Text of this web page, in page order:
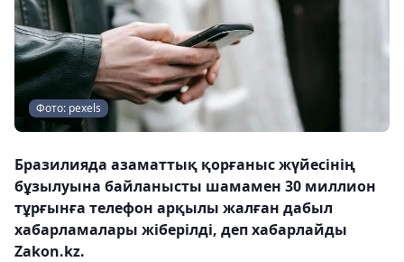
Фото: pexels
Бразилияда азаматтық қорғаныс жүйесінің
бұзылуына байланысты шамамен 30 миллион
тұрғынға телефон арқылы жалған дабыл
хабарламалары жіберілді, деп хабарлайды
Zakon.kz.